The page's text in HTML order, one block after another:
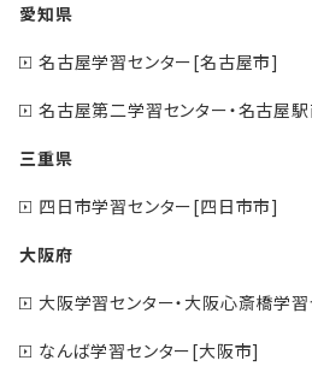
愛知県
名古屋学習センター[名古屋市]
名古屋第二学習センター・名古屋
三重県
四日市学習センター[四日市市]
大阪府
大阪学習センター・大阪心斎橋学
なんば学習センター[大阪市]